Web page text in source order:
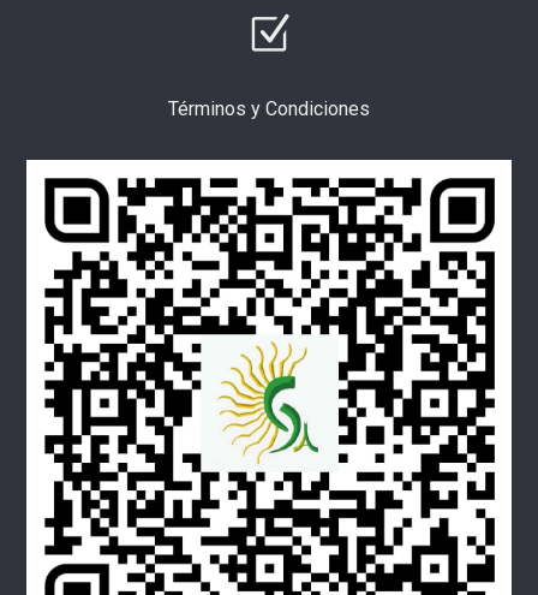
Términos y Condiciones